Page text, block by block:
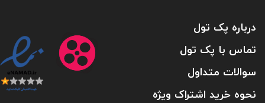
درباره پک تول
تماس با پک تول
سوالات متداول
نحوه خرید اشتراک ویژه